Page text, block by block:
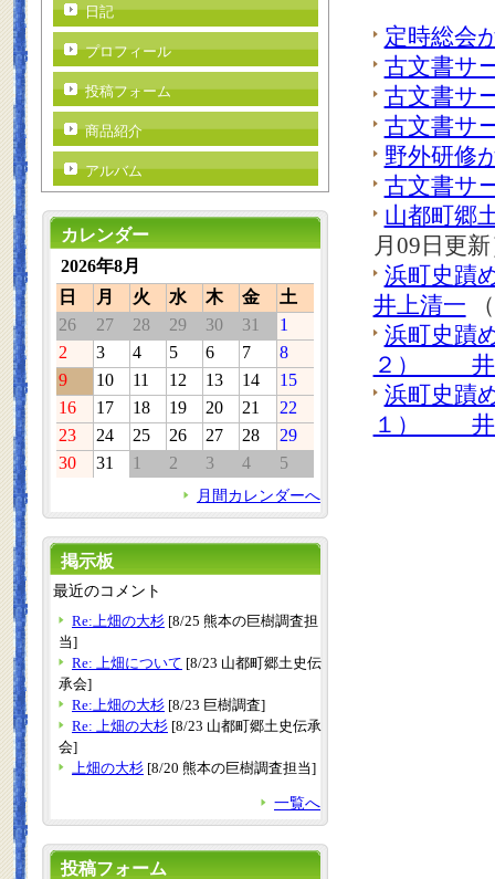
定時総会
古文書サ
古文書サ
古文書サ
野外研修
古文書サ
山都町郷
月09日更
浜町史
井上清一
浜町史蹟
２） 井
浜町史蹟
１） 井
日記
プロフィール
投稿フォーム
商品紹介
アルバム
カレンダー
2026年8月
日
月 火 水 木 金
土
26
27 28 29 30 31
1
2
3 4 5 6 7
8
9
10 11 12 13 14
15
16
17 18 19 20 21
22
23
24 25 26 27 28
29
30
31 1 2 3 4 5
月間カレンダーへ
掲示板
最近のコメント
Re:上畑の大杉 [8/25 熊本の巨樹調査担
当]
Re: 上畑について [8/23 山都町郷土史伝
承会]
Re:上畑の大杉 [8/23 巨樹調査]
Re: 上畑の大杉 [8/23 山都町郷土史伝承
会]
上畑の大杉 [8/20 熊本の巨樹調査担当]
一覧へ
投稿フォーム